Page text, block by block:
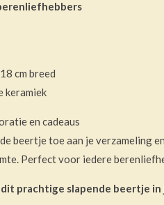
cm breed
keramiek
en cadeaus
beertje toe aan je verzameling
Perfect voor iedere
prachtige slapende beertje